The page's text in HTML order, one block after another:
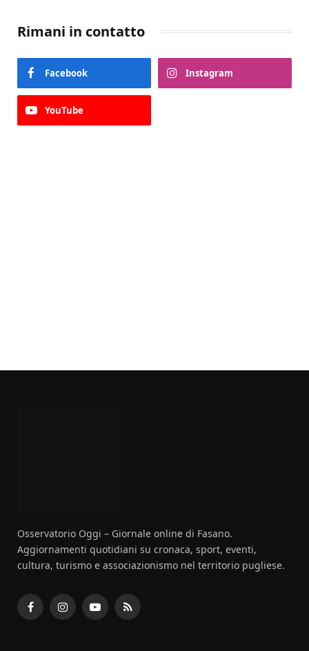
Rimani in contatto
Facebook Instagram
YouTube
Osservatorio Oggi – Giornale online di Fasano.
Aggiornamenti quotidiani su cronaca, sport, eventi,
cultura, turismo e associazionismo nel territorio pugliese.
FacebookInstagramYouTubeRSS